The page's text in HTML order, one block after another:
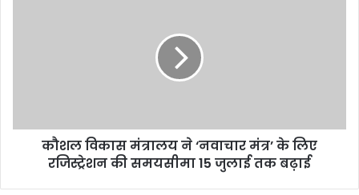
कौशल विकास मंत्रालय ने ‘नवाचार मंत्र’ के लिए
रजिस्ट्रेशन की समयसीमा 15 जुलाई तक बढ़ाई